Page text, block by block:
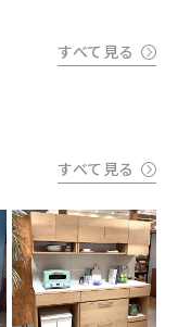
すべて見る
すべて見る